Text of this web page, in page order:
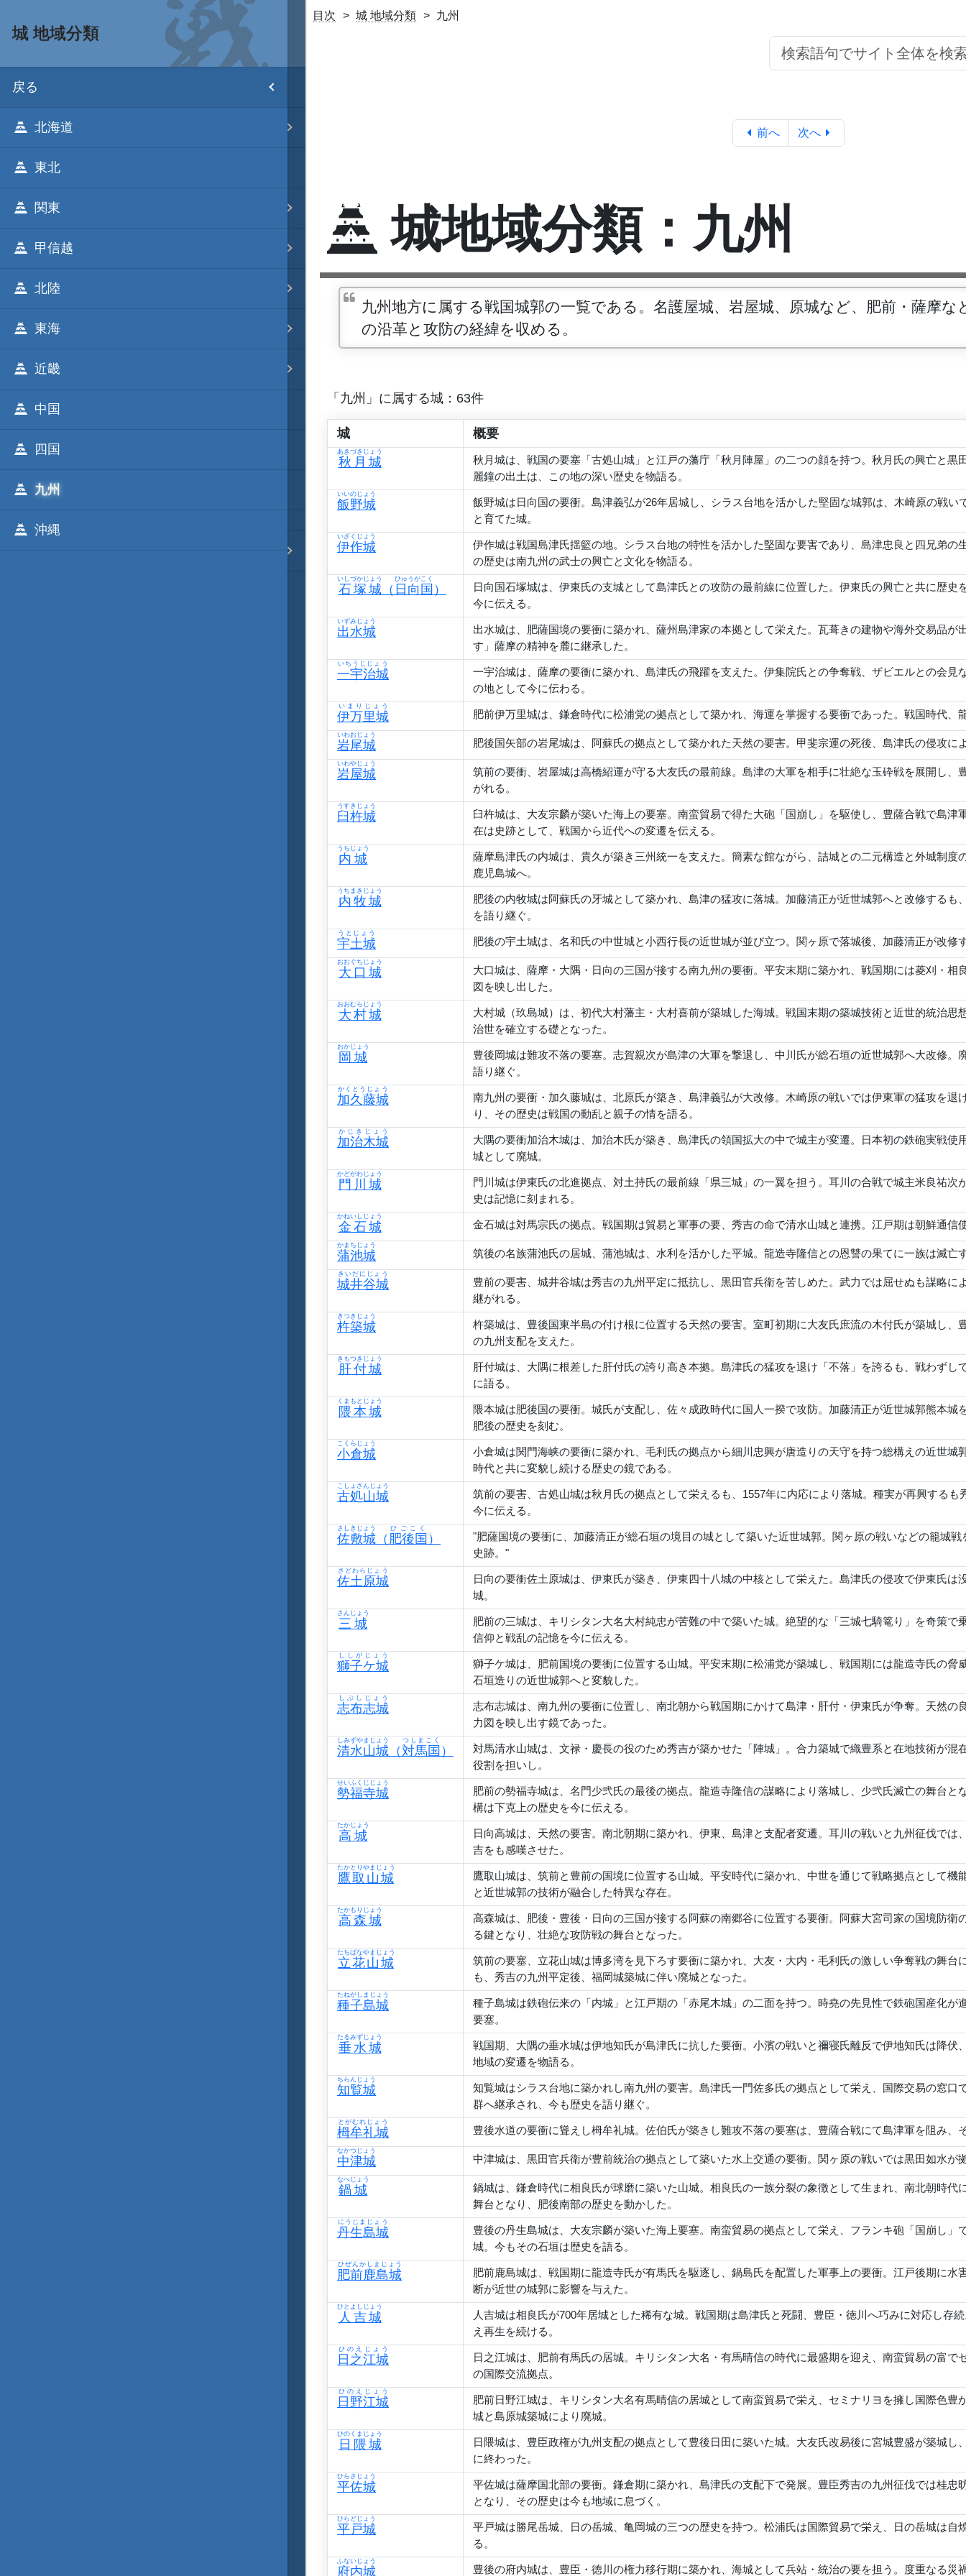
目次
武将 読み一覧
姫 読み一覧
家宝 分類一覧
城 地域分類
城 地域分類
戻る
北海道
東北
関東
甲信越
北陸
東海
近畿
中国
四国
九州
沖縄
合戦 地域分類
事変 地域分類
逸話 分類一覧
戦国ニュース
寺社・城・庭園ニュース
信長の野望ニュース
目次 城 地域分類 九州
前へ 次へ
城地域分類：九州
九州地方に属する戦国城郭の一覧である。名護屋城、岩屋城、原城など、肥前・薩摩
の沿革と攻防の経緯を収める。
「九州」に属する城：63件
城
概要
秋月城
あきづきじょう
秋月城は、戦国の要塞「古処山城」と江戸の藩庁「秋月陣屋」の二つの顔を持つ。秋月氏の興亡と
麗鐘の出土は、この地の深い歴史を物語る。
飯野城
いいのじょう
飯野城は日向国の要衝。島津義弘が26年居城し、シラス台地を活かした堅固な城郭は、木崎原の戦
と育てた城。
伊作城
いざくじょう
伊作城は戦国島津氏揺籃の地。シラス台地の特性を活かした堅固な要害であり、島津忠良と四兄弟
の歴史は南九州の武士の興亡と文化を物語る。
石塚城
いしづかじょう
（ 日向国
ひゅうがこく
）
日向国石塚城は、伊東氏の支城として島津氏との攻防の最前線に位置した。伊東氏の興亡と共に歴
今に伝える。
出水城
いずみじょう
出水城は、肥薩国境の要衝に築かれ、薩州島津家の本拠として栄えた。瓦葺きの建物や海外交易品
す」薩摩の精神を麓に継承した。
一宇治城
いちうじじょう
一宇治城は、薩摩の要衝に築かれ、島津氏の飛躍を支えた。伊集院氏との争奪戦、ザビエルとの会
の地として今に伝わる。
伊万里城
いまりじょう
肥前伊万里城は、鎌倉時代に松浦党の拠点として築かれ、海運を掌握する要衝であった。戦国時代
岩尾城
いわおじょう
肥後国矢部の岩尾城は、阿蘇氏の拠点として築かれた天然の要害。甲斐宗運の死後、島津氏の侵攻
岩屋城
いわやじょう
筑前の要衝、岩屋城は高橋紹運が守る大友氏の最前線。島津の大軍を相手に壮絶な玉砕戦を展開し
がれる。
臼杵城
うすきじょう
臼杵城は、大友宗麟が築いた海上の要塞。南蛮貿易で得た大砲「国崩し」を駆使し、豊薩合戦で島
在は史跡として、戦国から近代への変遷を伝える。
内城
うちじょう
薩摩島津氏の内城は、貴久が築き三州統一を支えた。簡素な館ながら、詰城との二元構造と外城制
鹿児島城へ。
内牧城
うちまきじょう
肥後の内牧城は阿蘇氏の牙城として築かれ、島津の猛攻に落城。加藤清正が近世城郭へと改修する
を語り継ぐ。
宇土城
うとじょう
肥後の宇土城は、名和氏の中世城と小西行長の近世城が並び立つ。関ヶ原で落城後、加藤清正が改
大口城
おおぐちじょう
大口城は、薩摩・大隅・日向の三国が接する南九州の要衝。平安末期に築かれ、戦国期には菱刈・
図を映し出した。
大村城
おおむらじょう
大村城（玖島城）は、初代大村藩主・大村喜前が築城した海城。戦国末期の築城技術と近世的統治
治世を確立する礎となった。
岡城
おかじょう
豊後岡城は難攻不落の要塞。志賀親次が島津の大軍を撃退し、中川氏が総石垣の近世城郭へ大改修
語り継ぐ。
加久藤城
かくとうじょう
南九州の要衝・加久藤城は、北原氏が築き、島津義弘が大改修。木崎原の戦いでは伊東軍の猛攻を
り、その歴史は戦国の動乱と親子の情を語る。
加治木城
かじきじょう
大隅の要衝加治木城は、加治木氏が築き、島津氏の領国拡大の中で城主が変遷。日本初の鉄砲実戦
城として廃城。
門川城
かどがわじょう
門川城は伊東氏の北進拠点、対土持氏の最前線「県三城」の一翼を担う。耳川の合戦で城主米良祐
史は記憶に刻まれる。
金石城
かねいしじょう
金石城は対馬宗氏の拠点。戦国期は貿易と軍事の要、秀吉の命で清水山城と連携。江戸期は朝鮮通信
蒲池城
かまちじょう
筑後の名族蒲池氏の居城、蒲池城は、水利を活かした平城。龍造寺隆信との恩讐の果てに一族は滅
城井谷城
きいだにじょう
豊前の要害、城井谷城は秀吉の九州平定に抵抗し、黒田官兵衛を苦しめた。武力では屈せぬも謀略
継がれる。
杵築城
きつきじょう
杵築城は、豊後国東半島の付け根に位置する天然の要害。室町初期に大友氏庶流の木付氏が築城し
の九州支配を支えた。
肝付城
きもつきじょう
肝付城は、大隅に根差した肝付氏の誇り高き本拠。島津氏の猛攻を退け「不落」を誇るも、戦わず
に語る。
隈本城
くまもとじょう
隈本城は肥後国の要衝。城氏が支配し、佐々成政時代に国人一揆で攻防。加藤清正が近世城郭熊本
肥後の歴史を刻む。
小倉城
こくらじょう
小倉城は関門海峡の要衝に築かれ、毛利氏の拠点から細川忠興が唐造りの天守を持つ総構えの近世
時代と共に変貌し続ける歴史の鏡である。
古処山城
こしょさんじょう
筑前の要害、古処山城は秋月氏の拠点として栄えるも、1557年に内応により落城。種実が再興する
今に伝える。
佐敷城
さしきじょう
（ 肥後国
ひごこく
）
"肥薩国境の要衝に、加藤清正が総石垣の境目の城として築いた近世城郭。関ヶ原の戦いなどの籠城
史跡。"
佐土原城
さどわらじょう
日向の要衝佐土原城は、伊東氏が築き、伊東四十八城の中核として栄えた。島津氏の侵攻で伊東氏
城。
三城
さんじょう
肥前の三城は、キリシタン大名大村純忠が苦難の中で築いた城。絶望的な「三城七騎篭り」を奇策
信仰と戦乱の記憶を今に伝える。
獅子ケ城
ししがじょう
獅子ケ城は、肥前国境の要衝に位置する山城。平安末期に松浦党が築城し、戦国期には龍造寺氏の
石垣造りの近世城郭へと変貌した。
志布志城
しぶしじょう
志布志城は、南九州の要衝に位置し、南北朝から戦国期にかけて島津・肝付・伊東氏が争奪。天然
力図を映し出す鏡であった。
清水山城
しみずやまじょう
（ 対馬国
つしまこく
）
対馬清水山城は、文禄・慶長の役のため秀吉が築かせた「陣城」。合力築城で織豊系と在地技術が
役割を担いし。
勢福寺城
せいふくじじょう
肥前の勢福寺城は、名門少弐氏の最後の拠点。龍造寺隆信の謀略により落城し、少弐氏滅亡の舞台
構は下克上の歴史を今に伝える。
高城
たかじょう
日向高城は、天然の要害。南北朝期に築かれ、伊東、島津と支配者変遷。耳川の戦いと九州征伐で
吉をも感嘆させた。
鷹取山城
たかとりやまじょう
鷹取山城は、筑前と豊前の国境に位置する山城。平安時代に築かれ、中世を通じて戦略拠点として
と近世城郭の技術が融合した特異な存在。
高森城
たかもりじょう
高森城は、肥後・豊後・日向の三国が接する阿蘇の南郷谷に位置する要衝。阿蘇大宮司家の国境防
る鍵となり、壮絶な攻防戦の舞台となった。
立花山城
たちばなやまじょう
筑前の要塞、立花山城は博多湾を見下ろす要衝に築かれ、大友・大内・毛利氏の激しい争奪戦の舞
も、秀吉の九州平定後、福岡城築城に伴い廃城となった。
種子島城
たねがしまじょう
種子島城は鉄砲伝来の「内城」と江戸期の「赤尾木城」の二面を持つ。時堯の先見性で鉄砲国産化
要塞。
垂水城
たるみずじょう
戦国期、大隅の垂水城は伊地知氏が島津氏に抗した要衝。小濱の戦いと禰寝氏離反で伊地知氏は降
地域の変遷を物語る。
知覧城
ちらんじょう
知覧城はシラス台地に築かれし南九州の要害。島津氏一門佐多氏の拠点として栄え、国際交易の窓
群へ継承され、今も歴史を語り継ぐ。
栂牟礼城
とがむれじょう
豊後水道の要衝に聳えし栂牟礼城。佐伯氏が築きし難攻不落の要塞は、豊薩合戦にて島津軍を阻み
中津城
なかつじょう
中津城は、黒田官兵衛が豊前統治の拠点として築いた水上交通の要衝。関ヶ原の戦いでは黒田如水
鍋城
なべじょう
鍋城は、鎌倉時代に相良氏が球磨に築いた山城。相良氏の一族分裂の象徴として生まれ、南北朝時
舞台となり、肥後南部の歴史を動かした。
丹生島城
にうじまじょう
豊後の丹生島城は、大友宗麟が築いた海上要塞。南蛮貿易の拠点として栄え、フランキ砲「国崩し
城。今もその石垣は歴史を語る。
肥前鹿島城
ひぜんかしまじょう
肥前鹿島城は、戦国期に龍造寺氏が有馬氏を駆逐し、鍋島氏を配置した軍事上の要衝。江戸後期に
断が近世の城郭に影響を与えた。
人吉城
ひとよしじょう
人吉城は相良氏が700年居城とした稀有な城。戦国期は島津氏と死闘、豊臣・徳川へ巧みに対応し存
え再生を続ける。
日之江城
ひのえじょう
日之江城は、肥前有馬氏の居城。キリシタン大名・有馬晴信の時代に最盛期を迎え、南蛮貿易の富
の国際交流拠点。
日野江城
ひのえじょう
肥前日野江城は、キリシタン大名有馬晴信の居城として南蛮貿易で栄え、セミナリヨを擁し国際色
城と島原城築城により廃城。
日隈城
ひのくまじょう
日隈城は、豊臣政権が九州支配の拠点として豊後日田に築いた城。大友氏改易後に宮城豊盛が築城
に終わった。
平佐城
ひらさじょう
平佐城は薩摩国北部の要衝。鎌倉期に築かれ、島津氏の支配下で発展。豊臣秀吉の九州征伐では桂
となり、その歴史は今も地域に息づく。
平戸城
ひらどじょう
平戸城は勝尾岳城、日の岳城、亀岡城の三つの歴史を持つ。松浦氏は国際貿易で栄え、日の岳城は
る。
府内城
ふないじょう
豊後の府内城は、豊臣・徳川の権力移行期に築かれ、海城として兵站・統治の要を担う。度重なる